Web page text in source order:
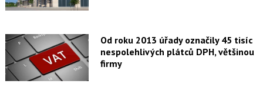
Od roku 2013 úřady označily 45 tisíc
nespolehlivých plátců DPH, většinou
firmy